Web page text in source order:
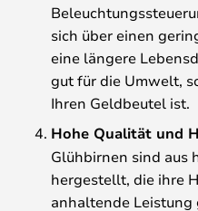
sich über einen
eine längere
gut für die Umwelt,
Ihren Geldbeutel ist.
Hohe Qualität und
Glühbirnen sind aus
hergestellt, die ihre
anhaltende